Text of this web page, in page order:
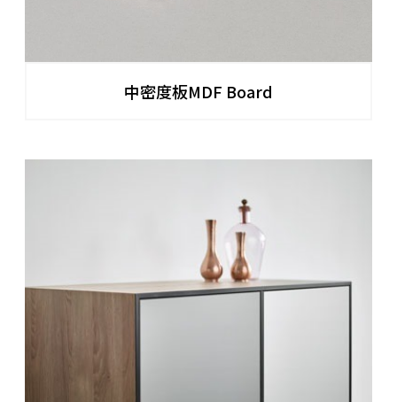
中密度板MDF Board